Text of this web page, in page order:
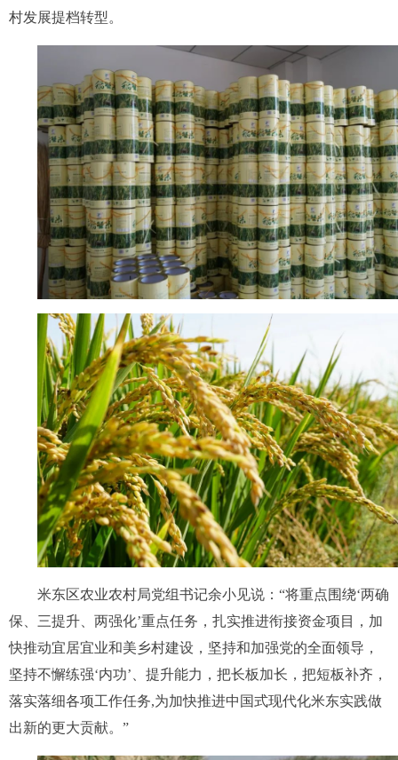
村发展提档转型。
米东区农业农村局党组书记余小见说：“将重点围绕‘两确
保、三提升、两强化’重点任务，扎实推进衔接资金项目，加
快推动宜居宜业和美乡村建设，坚持和加强党的全面领导，
坚持不懈练强‘内功’、提升能力，把长板加长，把短板补齐，
落实落细各项工作任务,为加快推进中国式现代化米东实践做
出新的更大贡献。”